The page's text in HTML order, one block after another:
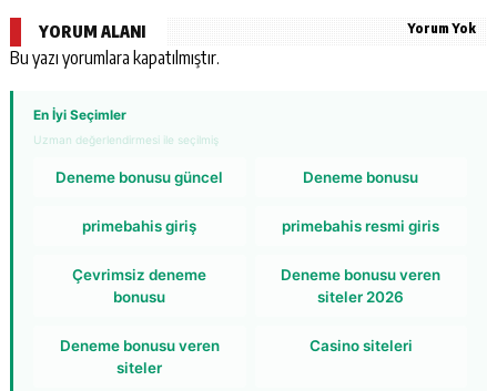
YORUM ALANI Yorum Yok
Bu yazı yorumlara kapatılmıştır.
En İyi Seçimler
Uzman değerlendirmesi ile seçilmiş
Deneme bonusu güncel Deneme bonusu
primebahis giriş primebahis resmi giris
Çevrimsiz deneme
bonusu
Deneme bonusu veren
siteler 2026
Deneme bonusu veren
siteler
Casino siteleri